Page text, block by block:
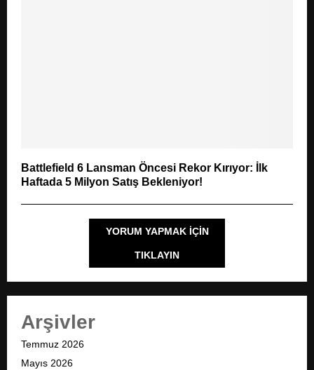
Battlefield 6 Lansman Öncesi Rekor Kırıyor: İlk
Haftada 5 Milyon Satış Bekleniyor!
YORUM YAPMAK IÇIN
TIKLAYIN
Arşivler
Temmuz 2026
Mayıs 2026